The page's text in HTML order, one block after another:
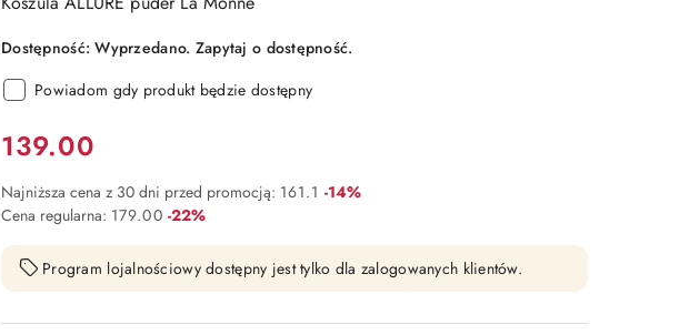
Dostępność:Wyprzedano. Zapytaj o dostępność.
Powiadom gdy produkt będzie dostępny
Cena:
139.00
Najniższa cena z 30 dni przed promocją: 161.1 Rabat:
-14%
Cena regularna: 179.00 Rabat:
-22%
Program lojalnościowy dostępny jest tylko dla zalogowanych klientów.